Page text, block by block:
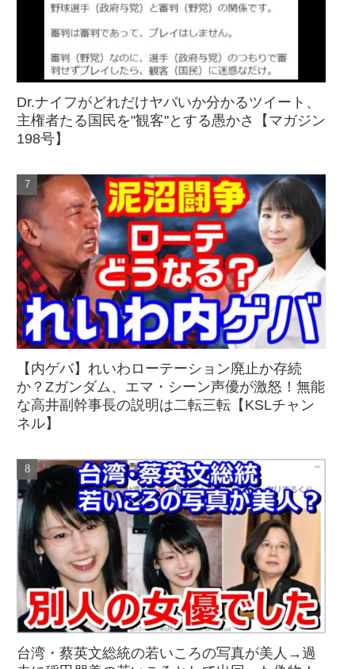
Dr.ナイフがどれだけヤバいか分かるツイート、
主権者たる国民を"観客"とする愚かさ【マガジン
198号】
【内ゲバ】れいわローテーション廃止か存続
か？Zガンダム、エマ・シーン声優が激怒！無能
な高井副幹事長の説明は二転三転【KSLチャン
ネル】
台湾・蔡英文総統の若いころの写真が美人→過